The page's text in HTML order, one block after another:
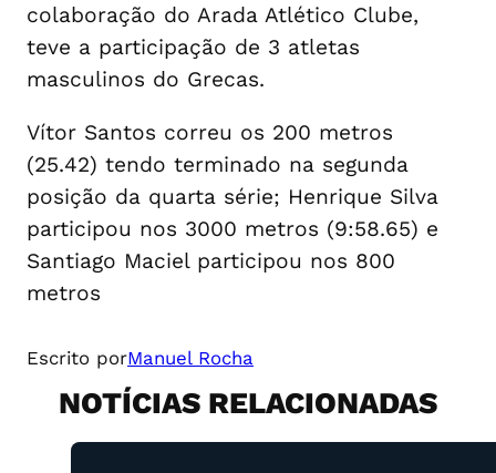
colaboração do Arada Atlético Clube,
teve a participação de 3 atletas
masculinos do Grecas.
Vítor Santos correu os 200 metros
(25.42) tendo terminado na segunda
posição da quarta série; Henrique Silva
participou nos 3000 metros (9:58.65) e
Santiago Maciel participou nos 800
metros
Escrito porManuel Rocha
NOTÍCIAS RELACIONADAS